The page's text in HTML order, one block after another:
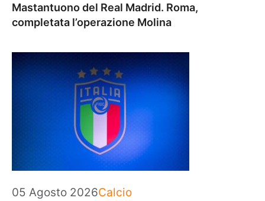
Mastantuono del Real Madrid. Roma,
completata l’operazione Molina
05 Agosto 2026Categorie
Calcio